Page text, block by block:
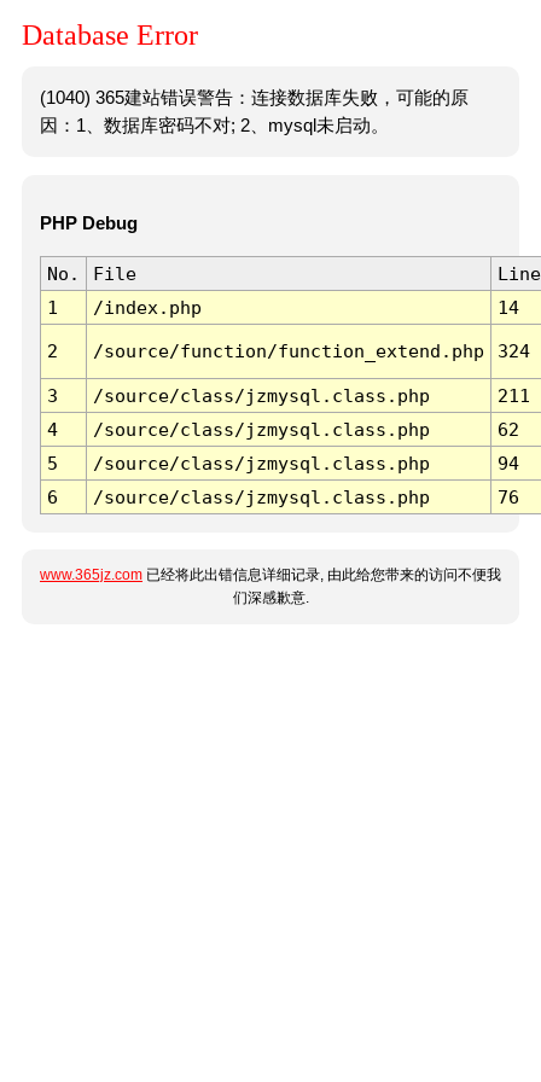
Database Error
(1040) 365建站错误警告：连接数据库失败，可能的原
因：1、数据库密码不对; 2、mysql未启动。
PHP Debug
No. File
Line
1
/index.php 14
2 /source/function/function_extend.php 324
3 /source/class/jzmysql.class.php
211
4
/source/class/jzmysql.class.php
62
5
/source/class/jzmysql.class.php
94
6
/source/class/jzmysql.class.php 76
www.365jz.com 已经将此出错信息详细记录, 由此给您带来的访问不便我
们深感歉意.